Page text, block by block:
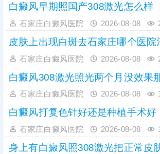
白癜风早期照国产308激光怎么样
石家庄白癜风医院 2026-08-08
皮肤上出现白斑去石家庄哪个医院
石家庄白癜风医院 2026-08-08
白癜风308激光照光两个月没效果
石家庄白癜风医院 2026-08-08
白癜风打复色针好还是种植手术好
石家庄白癜风医院 2026-08-08